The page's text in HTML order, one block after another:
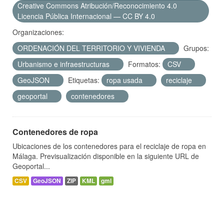
Creative Commons Atribución/Reconocimiento 4.0
Licencia Pública Internacional — CC BY 4.0
Organizaciones:
ORDENACIÓN DEL TERRITORIO Y VIVIENDA
Grupos:
Urbanismo e infraestructuras
Formatos:
CSV
GeoJSON
Etiquetas: ropa usada
reciclaje
geoportal
contenedores
Contenedores de ropa
Ubicaciones de los contenedores para el reciclaje de ropa en
Málaga. Previsualización disponible en la siguiente URL de
Geoportal...
CSV GeoJSON ZIP KML gml